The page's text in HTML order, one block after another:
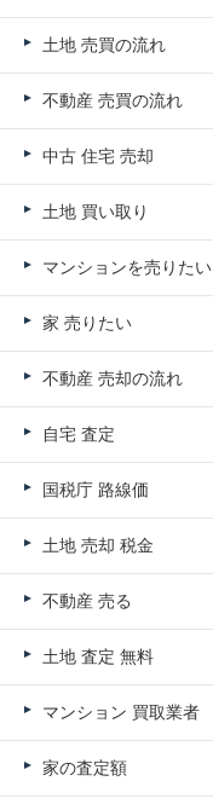
土地 売買の流れ
不動産 売買の流れ
中古 住宅 売却
土地 買い取り
マンションを売りたい
家 売りたい
不動産 売却の流れ
自宅 査定
国税庁 路線価
土地 売却 税金
不動産 売る
土地 査定 無料
マンション 買取業者
家の査定額